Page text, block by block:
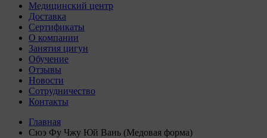
Медицинский центр
Доставка
Сертификаты
О компании
Занятия цигун
Обучение
Отзывы
Новости
Сотрудничество
Контакты
Главная
Сюэ Фу Чжу Юй Вань (Медовая форма)